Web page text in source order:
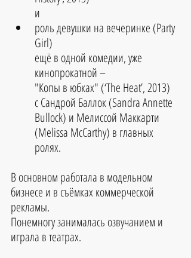
и
роль девушки на вечеринке (Party
Girl)
ещё в одной комедии, уже
кинопрокатной –
"Копы в юбках" (‘The Heat’, 2013)
с Сандрой Баллок (Sandra Annette
Bullock) и Мелиссой Маккарти
(Melissa McCarthy) в главных
ролях.
В основном работала в модельном
бизнесе и в съёмках коммерческой
рекламы.
Понемногу занималась озвучанием и
играла в театрах.